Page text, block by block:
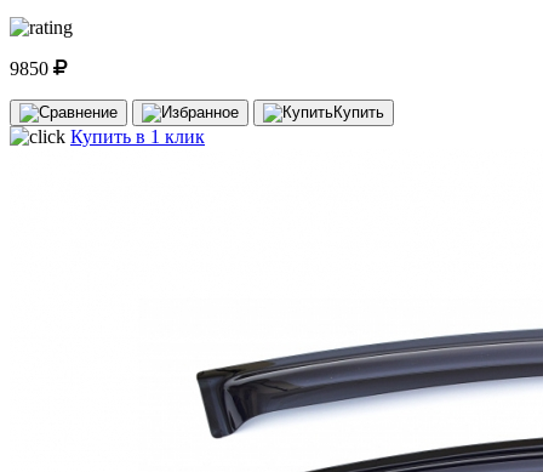
9850
Купить
Купить в 1 клик